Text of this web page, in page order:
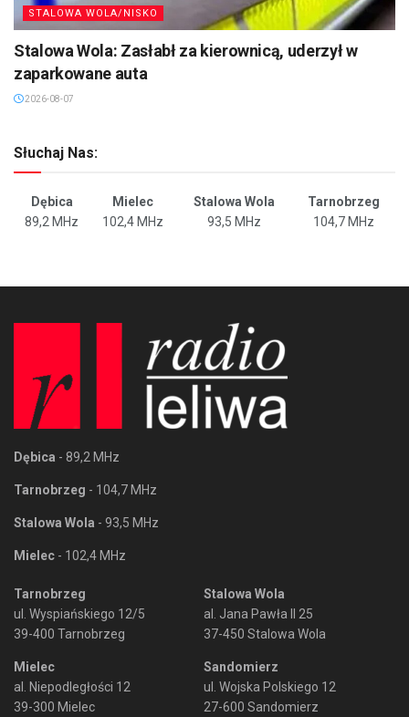
STALOWA WOLA/NISKO
Stalowa Wola: Zasłabł za kierownicą, uderzył w
zaparkowane auta
2026-08-07
Słuchaj Nas:
Dębica Mielec Stalowa Wola
Tarnobrzeg
89,2 MHz
102,4 MHz 93,5 MHz 104,7 MHz
Dębica - 89,2 MHz
Tarnobrzeg - 104,7 MHz
Stalowa Wola - 93,5 MHz
Mielec - 102,4 MHz
Tarnobrzeg
ul. Wyspiańskiego 12/5
39-400 Tarnobrzeg
Mielec
al. Niepodległości 12
39-300 Mielec
Stalowa Wola
al. Jana Pawła II 25
37-450 Stalowa Wola
Sandomierz
ul. Wojska Polskiego 12
27-600 Sandomierz